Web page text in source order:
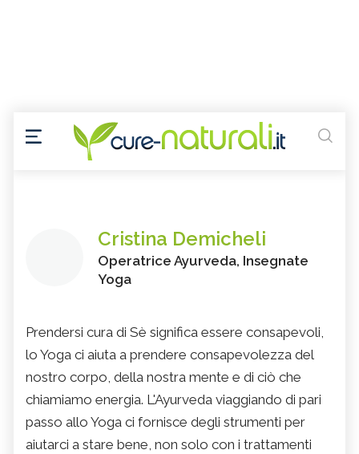
Cristina Demicheli
Operatrice Ayurveda, Insegnate
Yoga
Prendersi cura di Sè significa essere consapevoli,
lo Yoga ci aiuta a prendere consapevolezza del
nostro corpo, della nostra mente e di ciò che
chiamiamo energia. L'Ayurveda viaggiando di pari
passo allo Yoga ci fornisce degli strumenti per
aiutarci a stare bene, non solo con i trattamenti